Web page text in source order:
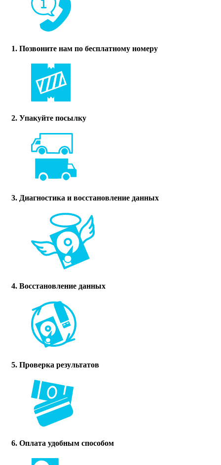
1. Позвоните нам по бесплатному номеру
2. Упакуйте посылку
3. Диагностика и восстановление данных
4. Восстановление данных
5. Проверка результатов
6. Оплата удобным способом